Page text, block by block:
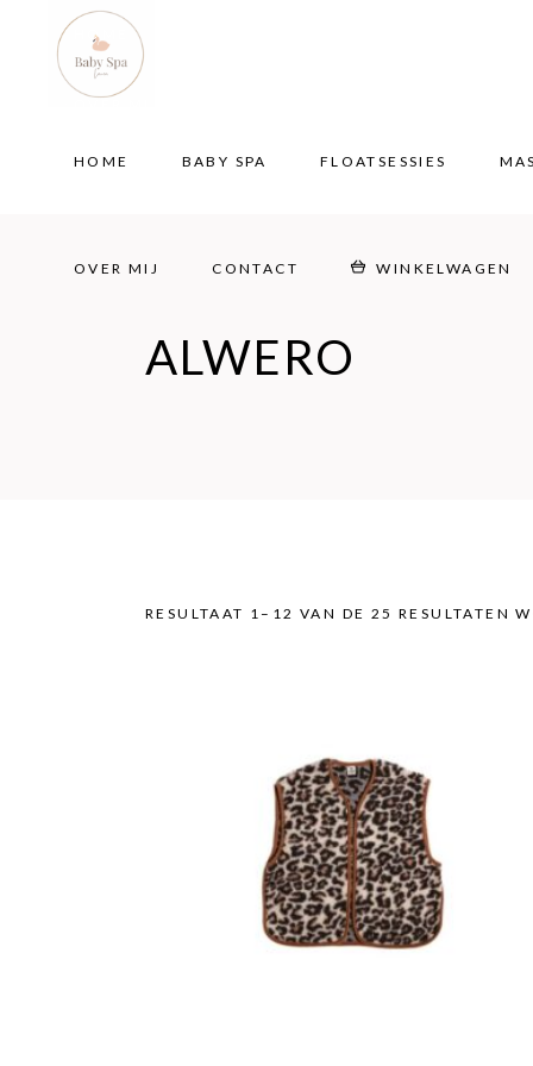
HOME BABY SPA FLOATSESSIES
OVER MIJ CONTACT WINKELWAGEN
HOME
ALWERO
RESULTAAT 1–12 VAN DE 25 RESULTATEN
Dit
product
heeft
meerdere
variaties.